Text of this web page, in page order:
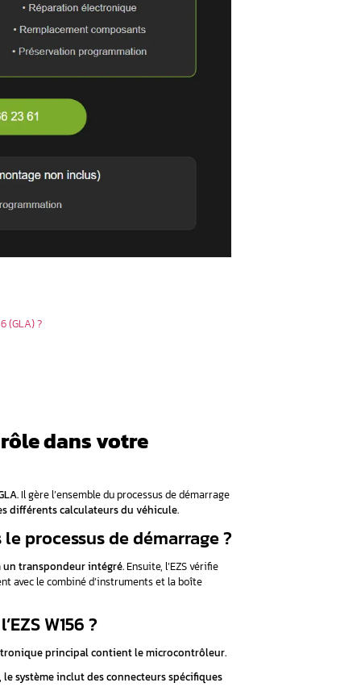
votre Mercedes W156 ?
sur votre Mercedes W156 (GLA) ?